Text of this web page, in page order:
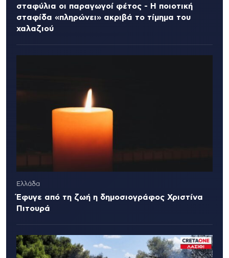
σταφύλια οι παραγωγοί φέτος - Η ποιοτική
σταφίδα «πληρώνει» ακριβά το τίμημα του
χαλαζιού
Ελλάδα
Έφυγε από τη ζωή η δημοσιογράφος Χριστίνα
Πιτουρά